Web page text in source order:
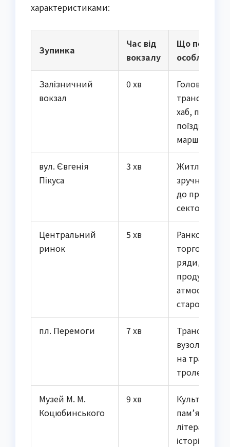
характеристиками:
Зупинка
Час від
вокзалу
Що поруч та
особливості
Залізничний
вокзал
0 хв
Головний
хаб,
поїзди та
маршрути
вул. Євгенія
Пікуса
3 хв
Житлові
зручний
до
сектору
Центральний
ринок
5 хв
Ранкові
торговельні
ряди, свіжі
продукти,
атмосфера
старого
пл. Перемоги 7 хв
вузол,
на трамваї
тролейбуси
Музей М. М.
Коцюбинського
9 хв
Культурна
пам’ятка,
літературна
історія